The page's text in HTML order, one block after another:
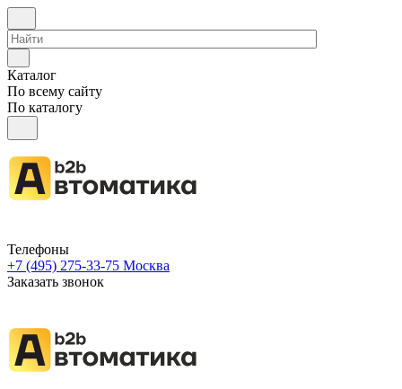
Каталог
По всему сайту
По каталогу
Телефоны
+7 (495) 275-33-75 Москва
Заказать звонок